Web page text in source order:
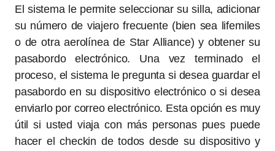
El sistema le permite seleccionar su silla, adicionar
su número de viajero frecuente (bien sea lifemiles
o de otra aerolínea de Star Alliance) y obtener su
pasabordo electrónico. Una vez terminado el
proceso, el sistema le pregunta si desea guardar el
pasabordo en su dispositivo electrónico o si desea
enviarlo por correo electrónico. Esta opción es muy
útil si usted viaja con más personas pues puede
hacer el checkin de todos desde su dispositivo y